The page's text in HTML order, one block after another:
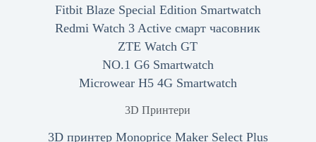
Fitbit Blaze Special Edition Smartwatch
Redmi Watch 3 Active смарт часовник
ZTE Watch GT
NO.1 G6 Smartwatch
Microwear H5 4G Smartwatch
3D Принтери
3D принтер Monoprice Maker Select Plus